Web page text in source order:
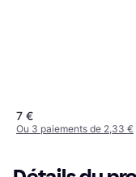
7 €
Ou 3 paiements de 2,33 €